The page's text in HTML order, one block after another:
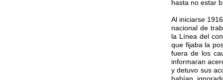
hasta no estar
Al iniciarse
nacional de
la Línea del
que fijaba la
fuera de los
informaran
y detuvo sus